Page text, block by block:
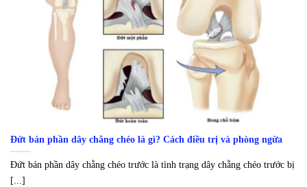
Đứt bán phần dây chằng chéo là gì? Cách điều trị và phòng ngừa
Đứt bán phần dây chằng chéo trước là tình trạng dây chằng chéo trước bị
[...]